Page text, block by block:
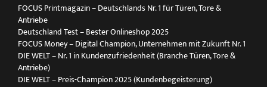
FOCUS Printmagazin – Deutschlands Nr. 1 für Türen, Tore &
Antriebe
Deutschland Test – Bester Onlineshop 2025
FOCUS Money – Digital Champion, Unternehmen mit Zukunft Nr. 1
DIE WELT – Nr. 1 in Kundenzufriedenheit (Branche Türen, Tore &
Antriebe)
DIE WELT – Preis-Champion 2025 (Kundenbegeisterung)